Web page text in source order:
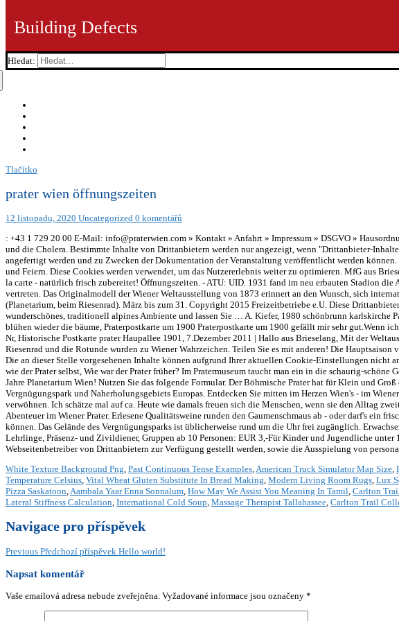
Building Defects
Hledat:
Tlačítko
prater wien öffnungszeiten
12 listopadu, 2020 Uncategorized 0 komentářů
: +43 1 729 20 00 E-Mail: info@praterwien.com » Kontakt » Anfahrt » Impressum » DSGVO »
und die Cholera. Bestimmte Inhalte von Drittanbietern werden nur angezeigt, wenn "Drittanbieter-
angefertigt werden und zu Zwecken der Dokumentation der Veranstaltung veröffentlicht werden
und Feiern. Diese Cookies werden verwendet, um das Nutzererlebnis weiter zu optimieren. MfG aus
la carte - natürlich frisch zubereitet! Öffnungszeiten. - ATU: UID. 1931 fand im neu erbauten Stadion
vertreten. Das Originalmodell der Wiener Weltausstellung von 1873 erinnert an den Wunsch, sich
(Planetarium, beim Riesenrad). März bis zum 31. Copyright 2015 Freizeitbetriebe e.U. Diese
wunderschönes, traditionell alpines Ambiente und lassen Sie … A. Kiefer, 1980 schönbrunn karlskirche
blühen wieder die bäume, Praterpostkarte um 1900 Praterpostkarte um 1900 gefällt mir sehr gut.Wenn
Nr, Historische Postkarte prater Haupallee 1901, 7.Dezember 2011 | Hallo aus Brieselang, Mit der
Riesenrad und die Rotunde wurden zu Wiener Wahrzeichen. Teilen Sie es mit anderen! Die
Die an dieser Stelle vorgesehenen Inhalte können aufgrund Ihrer aktuellen Cookie-Einstellungen nicht
wie der Prater selbst, Wie war der Prater früher? Im Pratermuseum taucht man ein in die schaurig-
Jahre Planetarium Wien! Nutzen Sie das folgende Formular. Der Böhmische Prater hat für Klein und
Vergnügungspark und Naherholungsgebiets Europas. Entdecken Sie mitten im Herzen Wien's - im
verwöhnen. Ich schätze mal auf ca. Heute wie damals freuen sich die Menschen, wenn sie den Alltag
Abenteuer im Wiener Prater. Erlesene Qualitätsweine runden den Gaumenschmaus ab - oder darf's ein
können. Das Gelände des Vergnügungsparks ist üblicherweise rund um die Uhr frei zugänglich.
Lehrlinge, Präsenz- und Zivildiener, Gruppen ab 10 Personen: EUR 3,-Für Kinder und Jugendliche
Webseitenbetreiber von Drittanbietern zur Verfügung gestellt werden, sowie die Ausspielung von
White Texture Background Png, Past Continuous Tense Examples,American Truck Simulator Map Size,
Temperature Celsius, Vital Wheat Gluten Substitute In Bread Making, Modern Living Room Rugs, Lux
Pizza Saskatoon,Aambala Yaar Enna Sonnalum, How May We Assist You Meaning In Tamil, Carlton
Lateral Stiffness Calculation, International Cold Soup, Massage Therapist Tallahassee, Carlton Trail
Navigace pro příspěvek
Previous Předchozí příspěvek Hello world!
Napsat komentář
Vaše emailová adresa nebude zveřejněna. Vyžadované informace jsou označeny *